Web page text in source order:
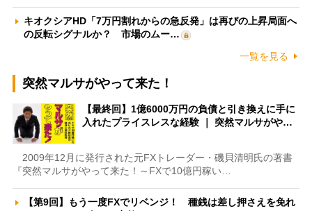
キオクシアHD「7万円割れからの急反発」は再びの上昇局面へ
の反転シグナルか？ 市場のムー…
一覧を見る
突然マルサがやって来た！
【最終回】1億6000万円の負債と引き換えに手に
入れたプライスレスな経験 ｜ 突然マルサがや…
2009年12月に発行された元FXトレーダー・磯貝清明氏の著書
『突然マルサがやって来た！～FXで10億円稼い…
【第9回】もう一度FXでリベンジ！ 種銭は差し押さえを免れ